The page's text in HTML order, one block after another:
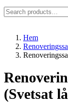
Hem
(Svetsat